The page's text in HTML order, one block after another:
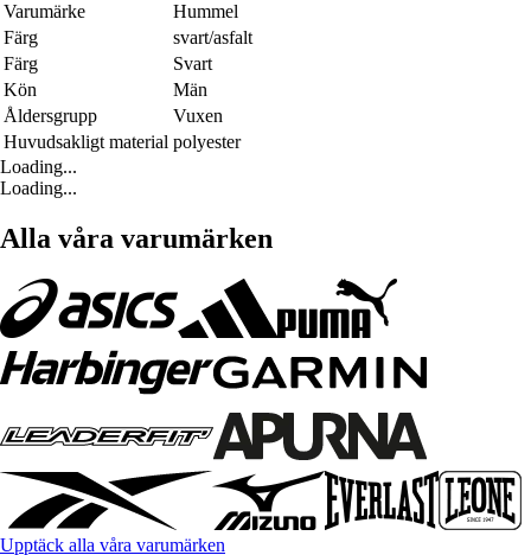
Varumärke
Hummel
Färg
svart/asfalt
Färg
Svart
Kön
Män
Åldersgrupp
Vuxen
Huvudsakligt material polyester
Loading...
Loading...
Alla våra varumärken
Upptäck alla våra varumärken